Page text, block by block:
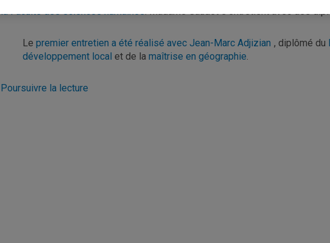
la Faculté des sciences humaines. Madame Gaudet s’entretient avec des
Le premier entretien a été réalisé avec Jean-Marc Adjizian , diplômé du
développement local et de la maîtrise en géographie.
Poursuivre la lecture